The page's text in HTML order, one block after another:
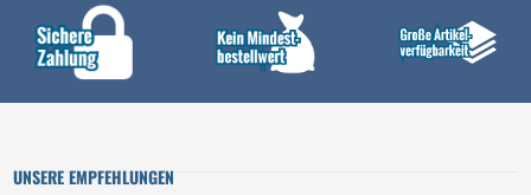
UNSERE EMPFEHLUNGEN